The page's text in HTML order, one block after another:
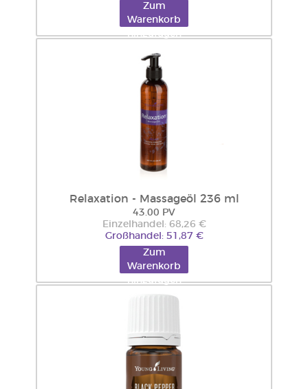
Zum
Warenkorb
hinzufügen
Relaxation - Massageöl 236 ml
43.00 PV
Einzelhandel: 68,26 €
Großhandel: 51,87 €
Zum
Warenkorb
hinzufügen